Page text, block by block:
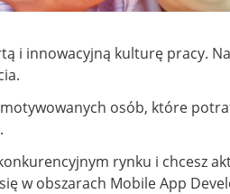
i innowacyjną kulturę pracy.
osób, które
rynku i chcesz
w obszarach Mobile App